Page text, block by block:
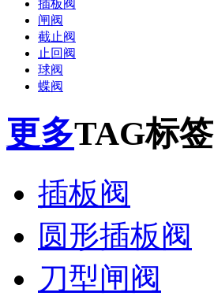
插板阀
闸阀
截止阀
止回阀
球阀
蝶阀
更多TAG标签
插板阀
圆形插板阀
刀型闸阀